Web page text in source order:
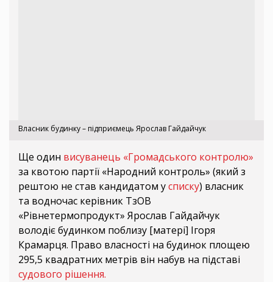
Власник будинку – підприємець Ярослав Гайдайчук
Ще один висуванець «Громадського контролю»
за квотою партії «Народний контроль» (який з
рештою не став кандидатом усписку) власник
та водночас керівник ТзОВ
«Рівнетермопродукт» Ярослав Гайдайчук
володіє будинком поблизу [матері] Ігоря
Крамарця. Право власності на будинок площею
295,5 квадратних метрів він набув на підставі
судового рішення.